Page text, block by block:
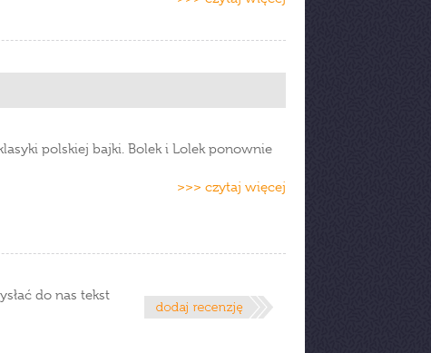
polskiej bajki. Bolek i Lolek ponownie
>>> czytaj więcej
do nas tekst